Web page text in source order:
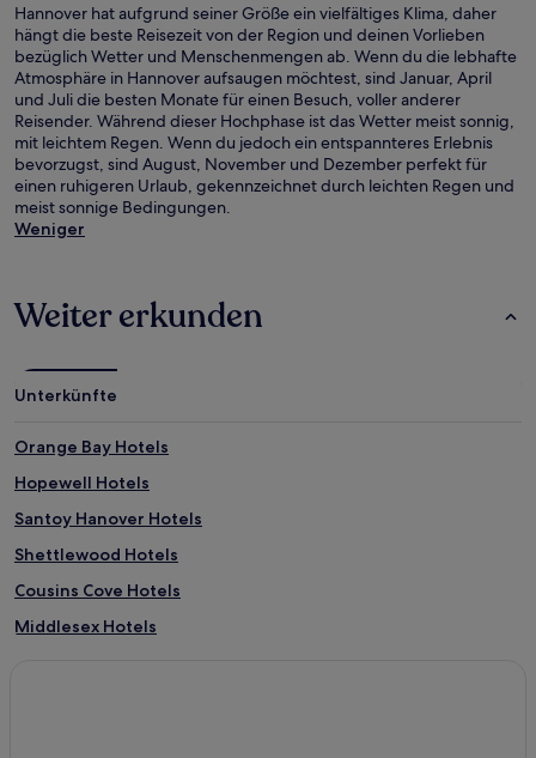
Hannover hat aufgrund seiner Größe ein vielfältiges Klima, daher
hängt die beste Reisezeit von der Region und deinen Vorlieben
bezüglich Wetter und Menschenmengen ab. Wenn du die lebhafte
Atmosphäre in Hannover aufsaugen möchtest, sind Januar, April
und Juli die besten Monate für einen Besuch, voller anderer
Reisender. Während dieser Hochphase ist das Wetter meist sonnig,
mit leichtem Regen. Wenn du jedoch ein entspannteres Erlebnis
bevorzugst, sind August, November und Dezember perfekt für
einen ruhigeren Urlaub, gekennzeichnet durch leichten Regen und
meist sonnige Bedingungen.
Weniger
Weiter erkunden
Unterkünfte
Orange Bay Hotels
Hopewell Hotels
Santoy Hanover Hotels
Shettlewood Hotels
Cousins Cove Hotels
Middlesex Hotels